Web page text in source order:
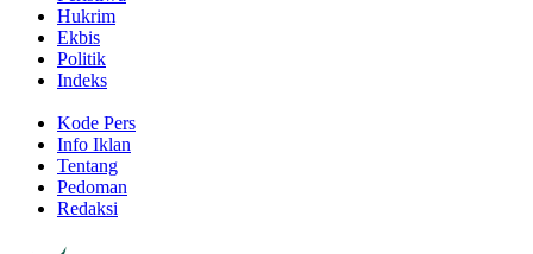
Hukrim
Ekbis
Politik
Indeks
Kode Pers
Info Iklan
Tentang
Pedoman
Redaksi